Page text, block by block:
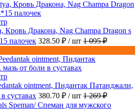
Кровь Дракона, Nag Champa Dragon s
палочек 328.50 ₽ / шт 1 095 ₽
ointment, Пидантак Патанджали,
суставах 380.70 ₽ / шт 1 269 ₽